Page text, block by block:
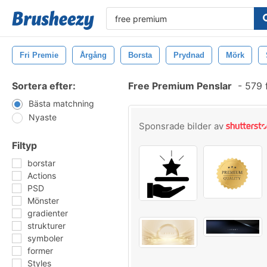
Fri Premie Årgång Borsta Prydnad Mörk
Sortera efter:
Bästa matchning
Nyaste
Filtyp
borstar
Actions
PSD
Mönster
gradienter
strukturer
symboler
former
Styles
Free Premium Penslar - 579
Sponsrade bilder av